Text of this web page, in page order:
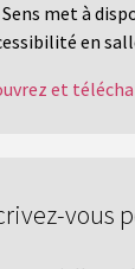
Sens met à
en
et
vous